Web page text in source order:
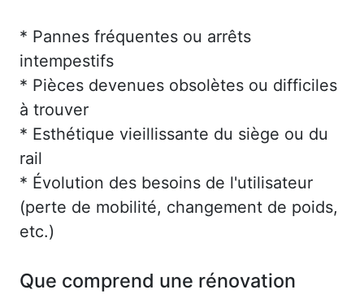
* Pannes fréquentes ou arrêts
intempestifs
* Pièces devenues obsolètes ou difficiles
à trouver
* Esthétique vieillissante du siège ou du
rail
* Évolution des besoins de l'utilisateur
(perte de mobilité, changement de poids,
etc.)
Que comprend une rénovation